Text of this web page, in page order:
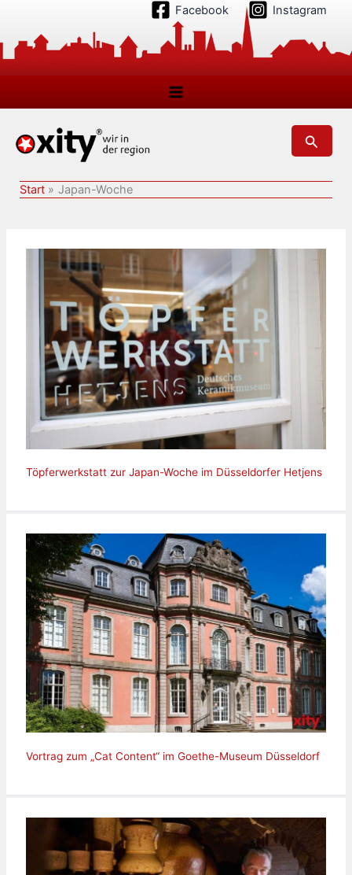
springen
Facebook Instagram
Suchen
Start Japan-Woche
Töpferwerkstatt zur Japan-Woche im Düsseldorfer Hetjens
Vortrag zum „Cat Content“ im Goethe-Museum Düsseldorf